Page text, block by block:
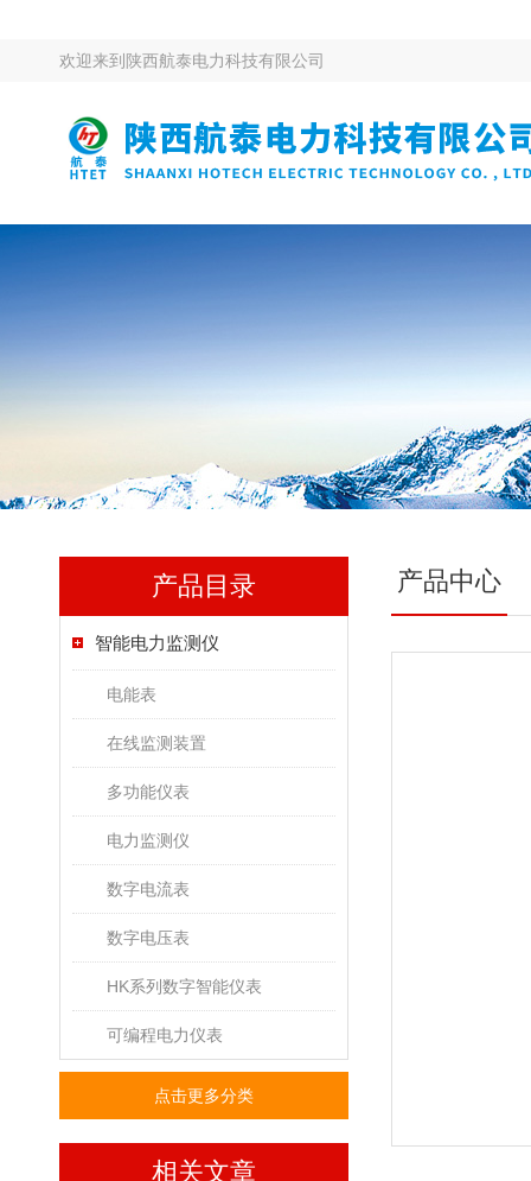
欢迎来到 陕西航泰电力科技有限公司
产品目录
智能电力监测仪
电能表
在线监测装置
多功能仪表
电力监测仪
数字电流表
数字电压表
HK系列数字智能仪表
可编程电力仪表
点击更多分类
相关文章
产品中心